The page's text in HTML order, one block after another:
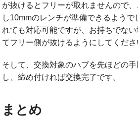
が抜けるとフリーが取れませんので
し10mmのレンチが準備できるよう
れても対応可能ですが、お持ちでな
てフリー側が抜けるようにしてくださ
そして、交換対象のハブを先ほどの
し、締め付ければ交換完了です。
まとめ